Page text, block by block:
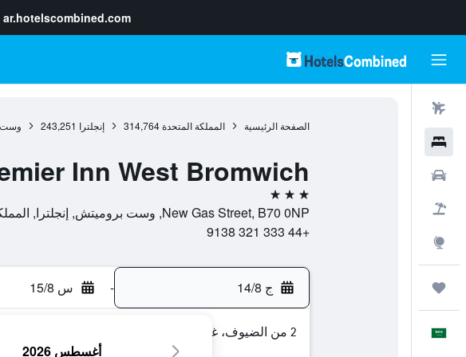
ar.hotelscombined.com
الصفحة الرئيسية المملكة المتحدة 314,764 إنجلترا 243,251 وست
Inn West Bromwich
3 نجوم
New Gas Street, B70 0NP, وست بروميتش, إنجلترا, المملكة المتحدة
+44 333 321 9138
ج 14/8 - س 15/8
2 من الضيوف، غرفة واحدة
أغسطس 2026